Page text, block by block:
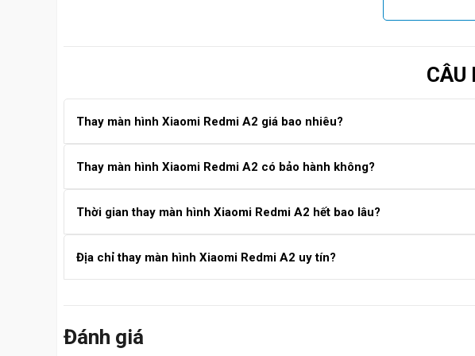
Dòng Máy Xiaomi
Thay màn hình Xiaomi Redmi A2
Màn hình bị vỡ, nứt kính, liệt cảm ứng hoặc phản hồi chậm
CÂU
Thay màn hình Xiaomi Redmi A2 giá bao nhiêu?
Giá thay màn hình Xiaomi Redmi A2 có giá 790.000vnđ. Nếu cần thông tin
Thay màn hình Xiaomi Redmi A2 có bảo hành không?
Có, Care Center bảo hành màn hình thay mới từ 3 đến 12 tháng tùy loại linh
Thời gian thay màn hình Xiaomi Redmi A2 hết bao lâu?
Thay màn hình Xiaomi Redmi A2 mất khoảng 60–90 phút, lấy ngay trong ngày.
Địa chỉ thay màn hình Xiaomi Redmi A2 uy tín?
Đánh giá